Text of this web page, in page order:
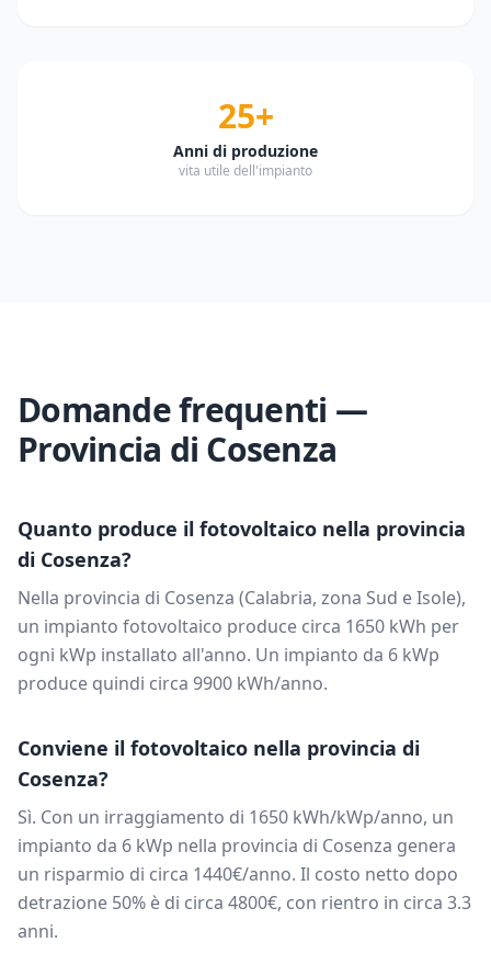
25+
Anni di produzione
vita utile dell'impianto
Domande frequenti —
Provincia di Cosenza
Quanto produce il fotovoltaico nella provincia
di Cosenza?
Nella provincia di Cosenza (Calabria, zona Sud e Isole),
un impianto fotovoltaico produce circa 1650 kWh per
ogni kWp installato all'anno. Un impianto da 6 kWp
produce quindi circa 9900 kWh/anno.
Conviene il fotovoltaico nella provincia di
Cosenza?
Sì. Con un irraggiamento di 1650 kWh/kWp/anno, un
impianto da 6 kWp nella provincia di Cosenza genera
un risparmio di circa 1440€/anno. Il costo netto dopo
detrazione 50% è di circa 4800€, con rientro in circa 3.3
anni.